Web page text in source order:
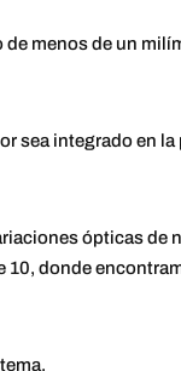
de menos de un
sea integrado en la
ópticas de
10, donde